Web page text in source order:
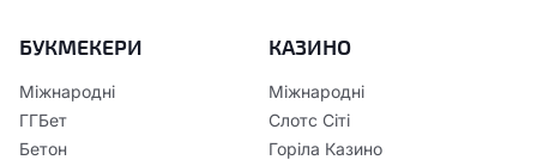
БУКМЕКЕРИ
Міжнародні
ГГБет
Бетон
КАЗИНО
Міжнародні
Слотс Сіті
Горіла Казино